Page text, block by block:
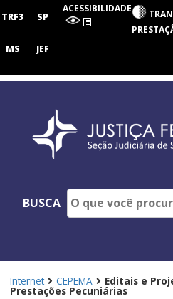
Judiciária
Paulo
TRF3 SP
MS JEF
ACESSIBILIDADE
BUSCA
Internet CEPEMA Editais e
Prestações Pecuniárias